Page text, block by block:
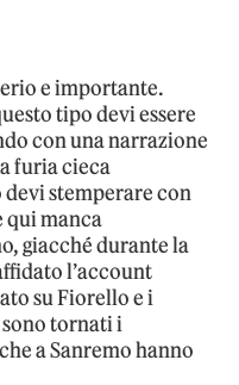
e importante.
tipo devi essere
con una narrazione
furia cieca
stemperare con
qui manca
giacché durante la
l’account
su Fiorello e i
tornati i
a Sanremo hanno